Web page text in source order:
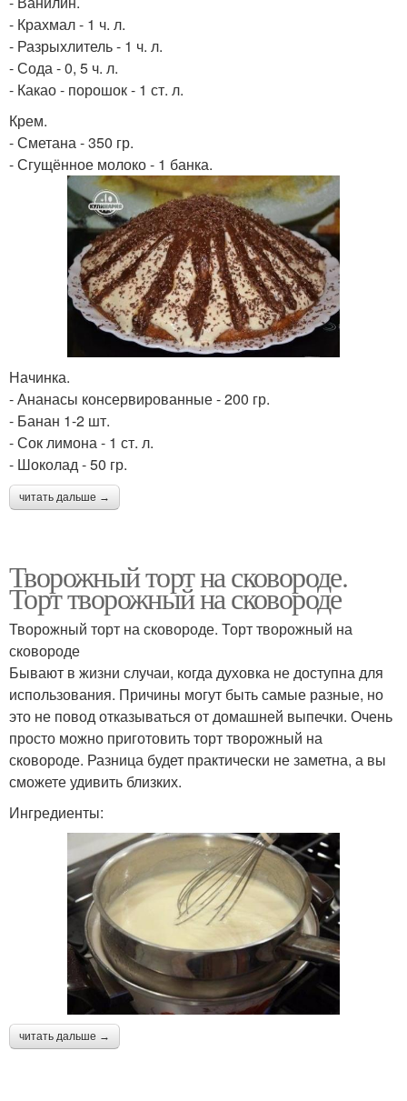
- Крахмал - 1 ч. л.
- Разрыхлитель - 1 ч. л.
- Сода - 0, 5 ч. л.
- Какао - порошок - 1 ст. л.
Крем.
- Сметана - 350 гр.
- Сгущённое молоко - 1 банка.
Начинка.
- Ананасы консервированные - 200 гр.
- Банан 1-2 шт.
- Сок лимона - 1 ст. л.
- Шоколад - 50 гр.
читать дальше →
Творожный торт на сковороде.
Торт творожный на сковороде
Творожный торт на сковороде. Торт творожный на
сковороде
Бывают в жизни случаи, когда духовка не доступна для
использования. Причины могут быть самые разные, но
это не повод отказываться от домашней выпечки. Очень
просто можно приготовить торт творожный на
сковороде. Разница будет практически не заметна, а вы
сможете удивить близких.
Ингредиенты:
читать дальше →